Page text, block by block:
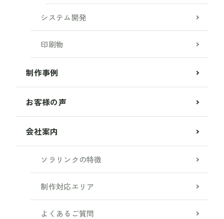
システム開発
印刷物
制作事例
お客様の声
会社案内
ソラリンクの特徴
制作対応エリア
よくあるご質問